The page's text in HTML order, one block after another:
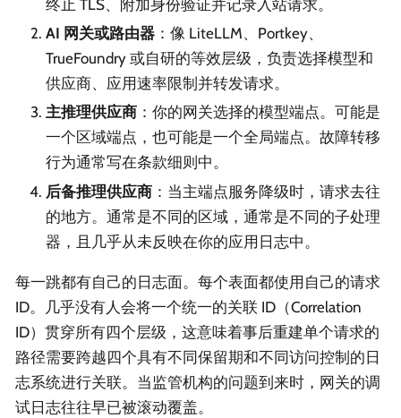
终止 TLS、附加身份验证并记录入站请求。
AI 网关或路由器 ：像 LiteLLM、Portkey、
TrueFoundry 或自研的等效层级，负责选择模型和
供应商、应用速率限制并转发请求。
主推理供应商 ：你的网关选择的模型端点。可能是
一个区域端点，也可能是一个全局端点。故障转移
行为通常写在条款细则中。
后备推理供应商 ：当主端点服务降级时，请求去往
的地方。通常是不同的区域，通常是不同的子处理
器，且几乎从未反映在你的应用日志中。
每一跳都有自己的日志面。每个表面都使用自己的请求
ID。几乎没有人会将一个统一的关联 ID（Correlation
ID）贯穿所有四个层级，这意味着事后重建单个请求的
路径需要跨越四个具有不同保留期和不同访问控制的日
志系统进行关联。当监管机构的问题到来时，网关的调
试日志往往早已被滚动覆盖。